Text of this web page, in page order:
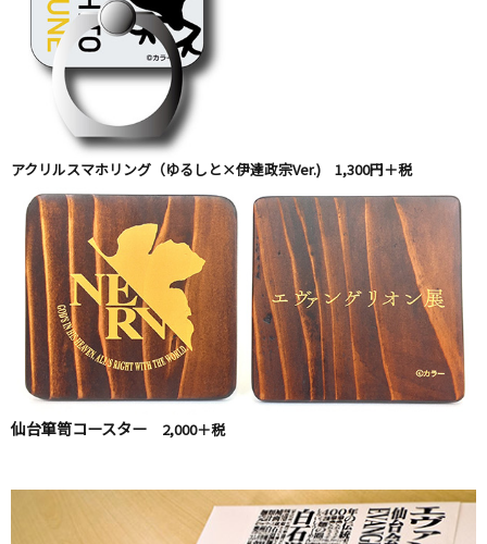
アクリルスマホリング（ゆるしと×伊達政宗Ver.) 1,300円＋税
仙台箪笥コースター 2,000＋税